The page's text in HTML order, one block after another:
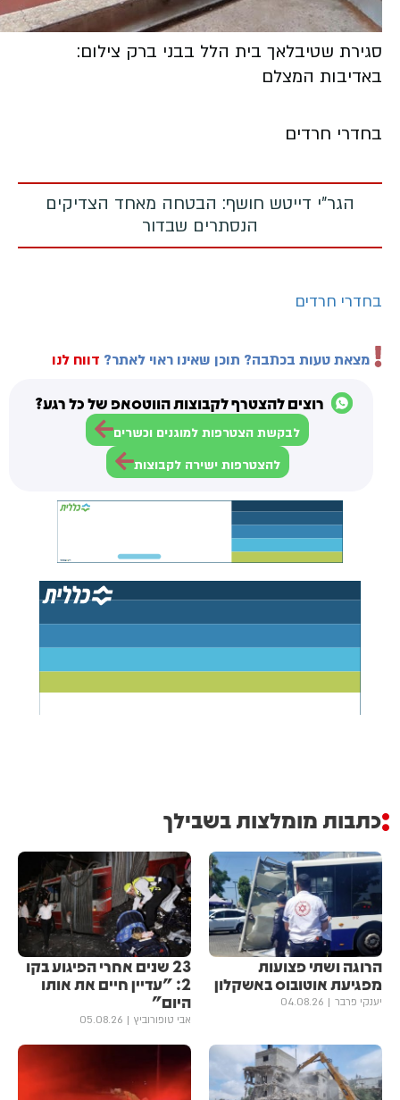
סגירת שטיבלאך בית הלל בבני ברק צילום:
באדיבות המצלם
בחדרי חרדים
הגר"י דייטש חושף: הבטחה מאחד הצדיקים
הנסתרים שבדור
בחדרי חרדים
מצאת טעות בכתבה? תוכן שאינו ראוי לאתר? דווח לנו
רוצים להצטרף לקבוצות הווטסאפ של כל רגע?
לבקשת הצטרפות למוגנים וכשרים
להצטרפות ישירה לקבוצות
כתבות מומלצות בשבילך
הרוגה ושתי פצועות
מפגיעת אוטובוס באשקלון
יענקי פרבר 04.08.26
23 שנים אחרי הפיגוע בקו
2: "עדיין חיים את אותו
היום"
אבי טופורוביץ 05.08.26